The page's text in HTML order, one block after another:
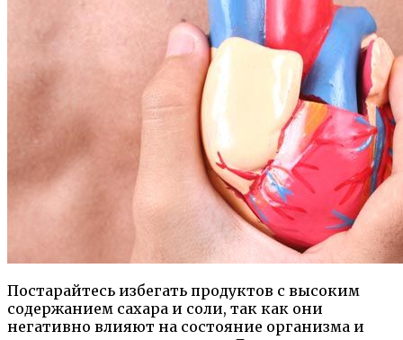
Постарайтесь избегать продуктов с высоким
содержанием сахара и соли, так как они
негативно влияют на состояние организма и